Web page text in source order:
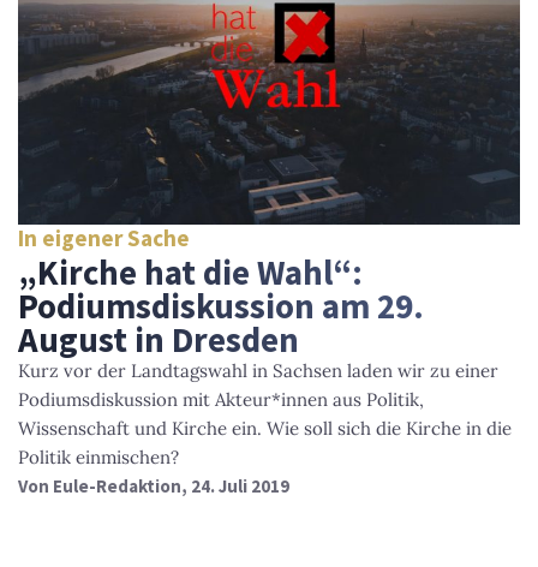
In eigener Sache
„Kirche hat die Wahl“:
Podiumsdiskussion am 29.
August in Dresden
Kurz vor der Landtagswahl in Sachsen laden wir zu einer
Podiumsdiskussion mit Akteur*innen aus Politik,
Wissenschaft und Kirche ein. Wie soll sich die Kirche in die
Politik einmischen?
Von Eule-Redaktion, 24. Juli 2019